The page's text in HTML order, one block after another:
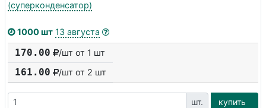
(суперконденсатор)
1000 шт 13 августа
170.00 /шт от 1 шт
161.00 /шт от 2 шт
шт. купить